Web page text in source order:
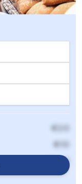
€20
€10
€6,40